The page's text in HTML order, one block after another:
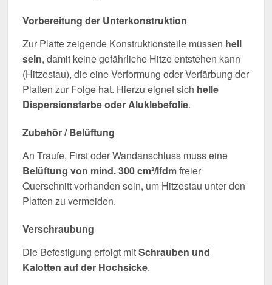
Vorbereitung der Unterkonstruktion
Zur Platte zeigende Konstruktionsteile müssen hell
sein, damit keine gefährliche Hitze entstehen kann
(Hitzestau), die eine Verformung oder Verfärbung der
Platten zur Folge hat. Hierzu eignet sich helle
Dispersionsfarbe oder Aluklebefolie.
Zubehör / Belüftung
An Traufe, First oder Wandanschluss muss eine
Belüftung von mind. 300 cm²/lfdmfreier
Querschnitt vorhanden sein, um Hitzestau unter den
Platten zu vermeiden.
Verschraubung
Die Befestigung erfolgt mitSchrauben und
Kalotten auf der Hochsicke.